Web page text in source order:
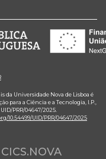
da Universidade Nova de Lisboa é
para a Ciência e a Tecnologia, I.P.,
PRR/04647/2025.
10.54499/UID/PRR/04647/2025